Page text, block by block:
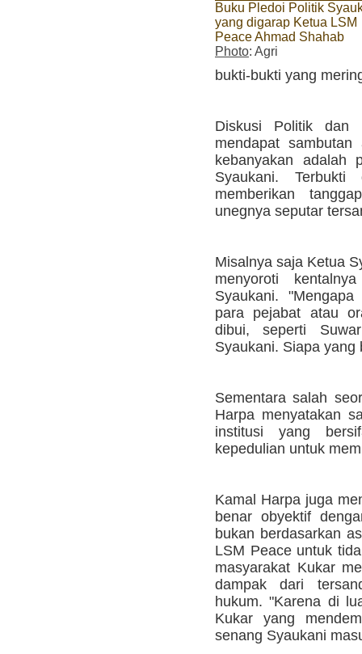
Buku Pledoi Politik
yang digarap Ketua LSM
Peace Ahmad Shahab
Photo: Agri
bukti-bukti yang
Diskusi Politik dan
mendapat
kebanyakan adalah
Syaukani.
memberikan
unegnya seputar
Misalnya saja Ketua
menyoroti
Syaukani.
para pejabat atau
dibui, seperti
Syaukani. Siapa yang
Sementara salah
Harpa menyatakan
institusi yang
kepedulian untuk
Kamal Harpa juga
benar obyektif
bukan berdasarkan
LSM Peace untuk
masyarakat Kukar
dampak dari
hukum. "Karena di
Kukar yang
senang Syaukani